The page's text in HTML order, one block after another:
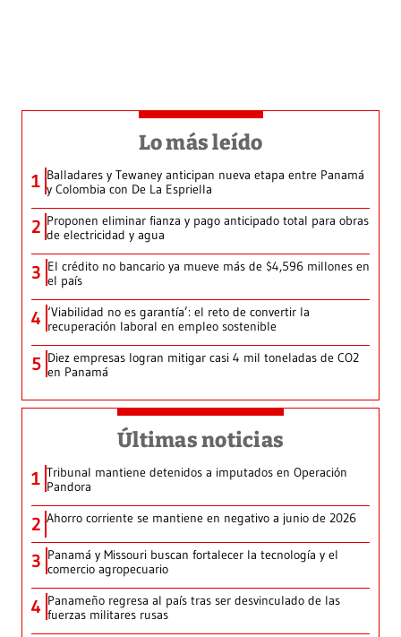
Lo más leído
1 Balladares y Tewaney anticipan nueva etapa entre Panamá
y Colombia con De La Espriella
2 Proponen eliminar fianza y pago anticipado total para obras
de electricidad y agua
3 El crédito no bancario ya mueve más de $4,596 millones en
el país
4 ‘Viabilidad no es garantía’: el reto de convertir la
recuperación laboral en empleo sostenible
5 Diez empresas logran mitigar casi 4 mil toneladas de CO2
en Panamá
Últimas noticias
1 Tribunal mantiene detenidos a imputados en Operación
Pandora
2 Ahorro corriente se mantiene en negativo a junio de 2026
3 Panamá y Missouri buscan fortalecer la tecnología y el
comercio agropecuario
4 Panameño regresa al país tras ser desvinculado de las
fuerzas militares rusas